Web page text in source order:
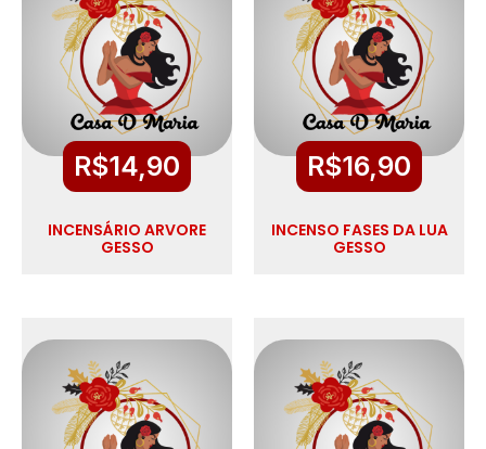
R$14,90
INCENSÁRIO ARVORE
GESSO
R$16,90
INCENSO FASES DA LUA
GESSO